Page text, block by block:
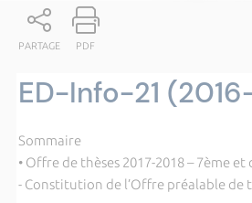
PARTAGE PDF
ED-Info-21
Sommaire
• Offre de thèses 2017-2018 – 7ème
- Constitution de l’Offre préalable de